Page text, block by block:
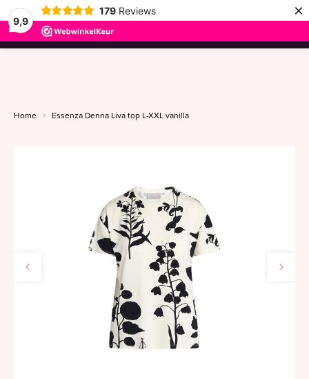
9,9
179 Reviews ×
menu
Home Essenza Denna Liva top L-XXL vanilla